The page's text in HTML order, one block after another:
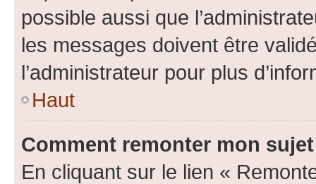
possible aussi que
les messages doivent être
l’administrateur pour plus
Haut
Comment remonter mon
En cliquant sur le lien «